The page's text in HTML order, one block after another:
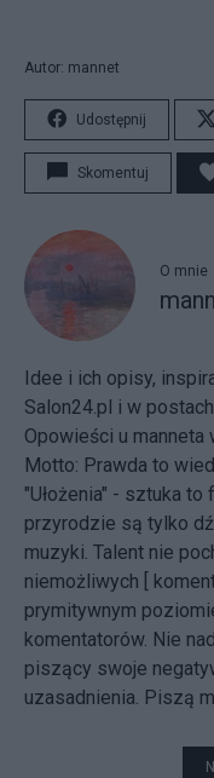
Autor: mannet
Udostępnij
Skomentuj
O mnie
Idee i ich opisy,
Salon24.pl i w
Opowieści u
Motto: Prawda to
"Ułożenia" - sztuka to
przyrodzie są tylko
muzyki. Talent nie
niemożliwych [
prymitywnym
komentatorów. Nie
piszący swoje
uzasadnienia. Piszą